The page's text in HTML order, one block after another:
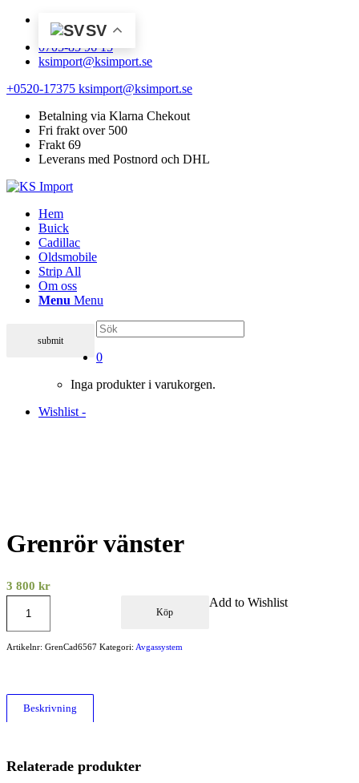
SV
0705-85 96 15
ksimport@ksimport.se
+0520-17375 ksimport@ksimport.se
Betalning via Klarna Chekout
Fri frakt over 500
Frakt 69
Leverans med Postnord och DHL
Hem
Buick
Cadillac
Oldsmobile
Strip All
Om oss
Menu Menu
0
Inga produkter i varukorgen.
Wishlist -
Grenrör vänster
3 800 kr
Köp
Add to Wishlist
Artikelnr: GrenCad6567 Kategori: Avgassystem
Beskrivning
Relaterade produkter